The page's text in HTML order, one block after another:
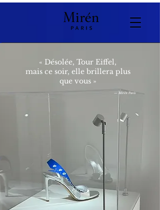
« Désolée, Tour Eiffel,
mais ce soir, elle brillera plus
que vous »
— Mirén Paris